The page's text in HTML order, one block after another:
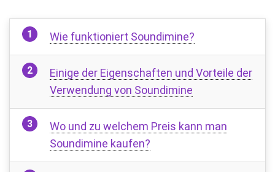
Wie funktioniert Soundimine?
Einige der Eigenschaften und Vorteile der
Verwendung von Soundimine
Wo und zu welchem ​​Preis kann man
Soundimine kaufen?